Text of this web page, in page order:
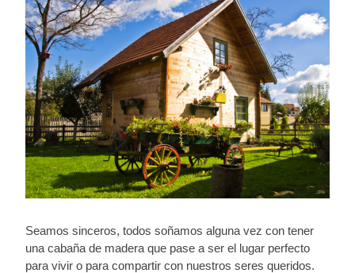
Seamos sinceros, todos soñamos alguna vez con tener
una cabaña de madera que pase a ser el lugar perfecto
para vivir o para compartir con nuestros seres queridos.